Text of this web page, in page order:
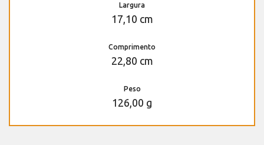
Largura
17,10 cm
Comprimento
22,80 cm
Peso
126,00 g